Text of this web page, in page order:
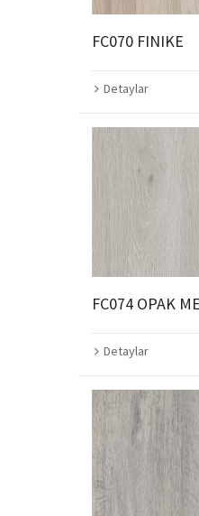
FC070 FINIKE
Detaylar
FC074 OPAK
Detaylar